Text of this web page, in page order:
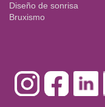
Diseño de sonrisa
Bruxismo